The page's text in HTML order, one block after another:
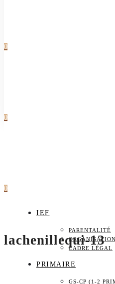
0
0
0
IEF
PARENTALITÉ
CADRE LÉGAL
PRIMAIRE
GS-CP (1-2
lachenillequi-13